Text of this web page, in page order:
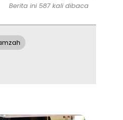
Berita ini 587 kali dibaca